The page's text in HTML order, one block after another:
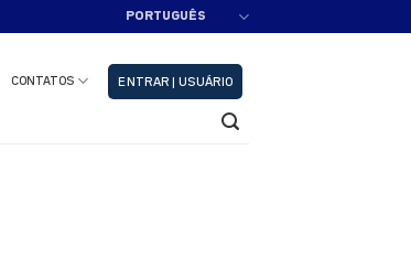
PORTUGUÊS
CONTATOS ENTRAR | USUÁRIO
Fechar